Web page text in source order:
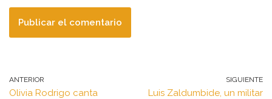
ANTERIOR
Olivia Rodrigo canta
SIGUIENTE
Luis Zaldumbide, un militar